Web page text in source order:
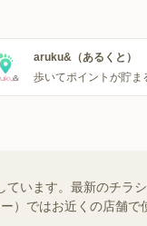
aruku&（あるくと）
歩いてポイントが貯ま
います。最新のチラ
）ではお近くの店舗